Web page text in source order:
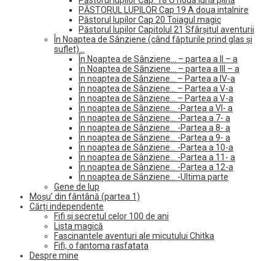
PĂSTORUL LUPILOR Cap 19 A doua intalnire
Păstorul lupilor Cap 20 Toiagul magic
Păstorul lupilor Capitolul 21 Sfârșitul aventurii
În Noaptea de Sânziene (când făpturile prind glas și
suflet)…
În Noaptea de Sânziene… – partea a II – a
În Noaptea de Sânziene… – partea a III – a
În noaptea de Sânziene… – Partea a IV-a
În noaptea de Sânziene… – Partea a V-a
În noaptea de Sânziene… – Partea a V-a
În noaptea de Sânziene… -Partea a VI- a
În noaptea de Sânziene… -Partea a 7- a
În noaptea de Sânziene… -Partea a 8- a
În noaptea de Sânziene… -Partea a 9- a
În noaptea de Sânziene… -Partea a 10-a
În noaptea de Sânziene… -Partea a 11- a
În noaptea de Sânziene… -Partea a 12-a
În noaptea de Sânziene… -Ultima parte
Gene de lup
Moșu’ din fântână (partea 1)
Cărți independente
Fifi și secretul celor 100 de ani
Lista magică
Fascinantele aventuri ale micutului Chitka
Fifi, o fantoma rasfatata
Despre mine